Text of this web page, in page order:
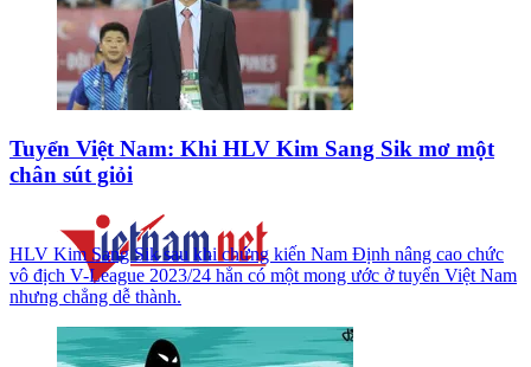
Tuyển Việt Nam: Khi HLV Kim Sang Sik mơ một
chân sút giỏi
HLV Kim Sang Sik sau khi chứng kiến Nam Định nâng cao chức
vô địch V-League 2023/24 hẳn có một mong ước ở tuyển Việt Nam
nhưng chẳng dễ thành.